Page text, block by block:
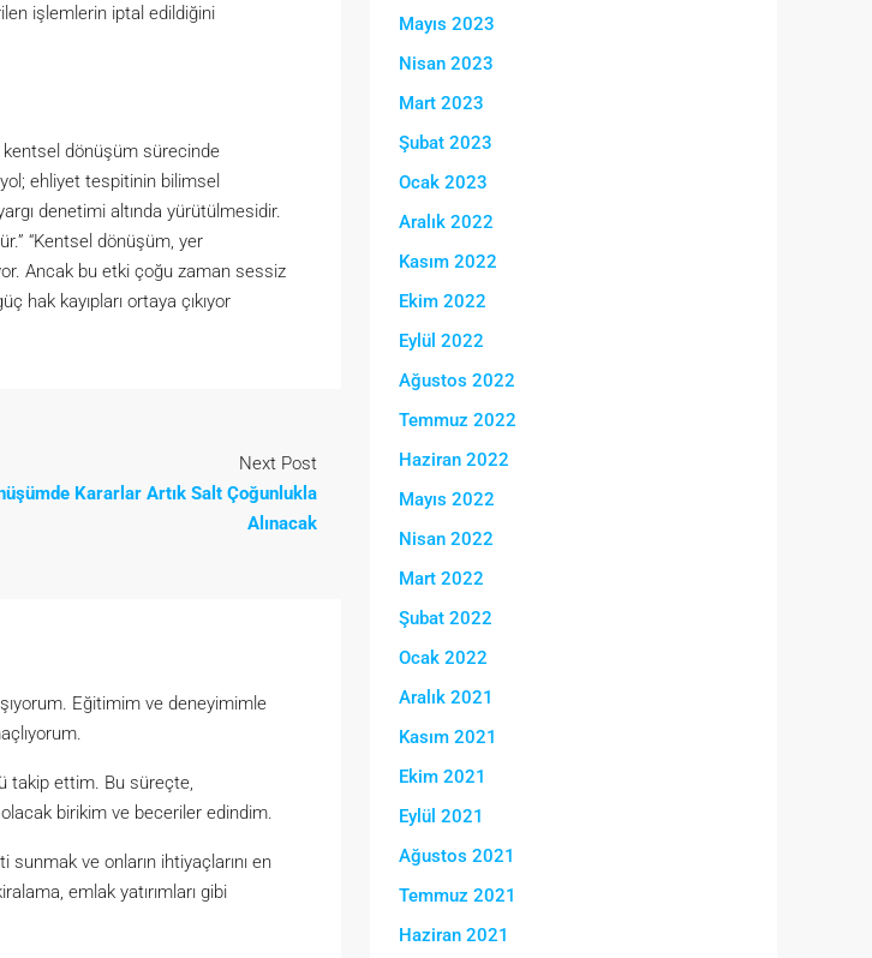
işlemlerin iptal edildiğini
kentsel dönüşüm sürecinde
ehliyet tespitinin bilimsel
denetimi altında yürütülmesidir.
“Kentsel dönüşüm, yer
Ancak bu etki çoğu zaman sessiz
hak kayıpları ortaya çıkıyor
Next Post
Kararlar Artık Salt Çoğunlukla
Alınacak
Eğitimim ve deneyimimle
takip ettim. Bu süreçte,
birikim ve beceriler edindim.
sunmak ve onların ihtiyaçlarını en
emlak yatırımları gibi
Mayıs 2023
Nisan 2023
Mart 2023
Şubat 2023
Ocak 2023
Aralık 2022
Kasım 2022
Ekim 2022
Eylül 2022
Ağustos 2022
Temmuz 2022
Haziran 2022
Mayıs 2022
Nisan 2022
Mart 2022
Şubat 2022
Ocak 2022
Aralık 2021
Kasım 2021
Ekim 2021
Eylül 2021
Ağustos 2021
Temmuz 2021
Haziran 2021